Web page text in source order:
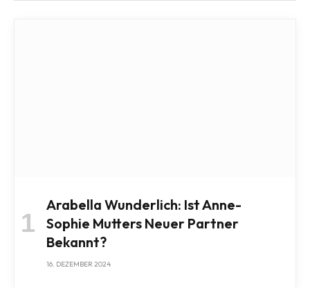
Arabella Wunderlich: Ist Anne-
Sophie Mutters Neuer Partner
Bekannt?
16. DEZEMBER 2024